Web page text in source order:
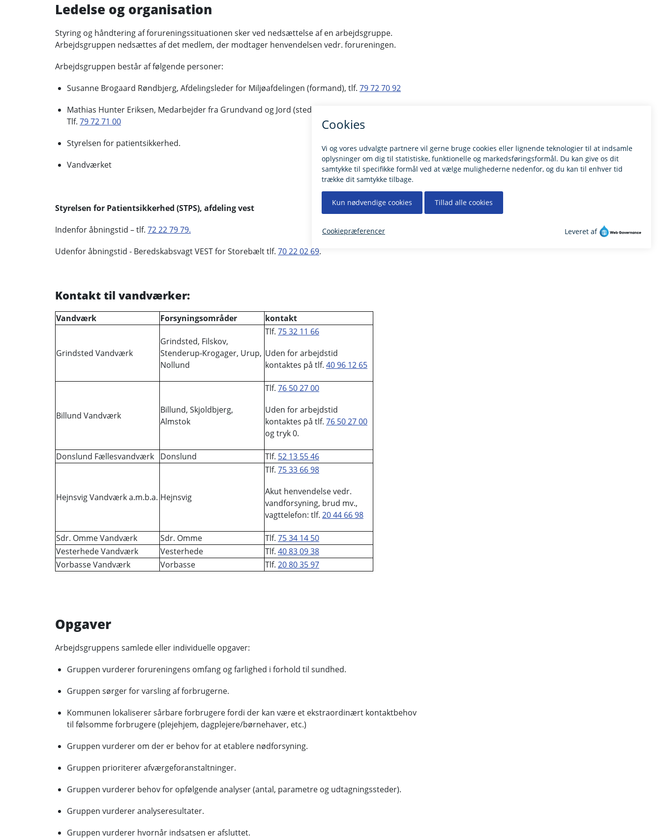
Ledelse og organisation
Styring og håndtering af forureningssituationen sker ved nedsættelse af en arbejdsgruppe.
Arbejdsgruppen nedsættes af det medlem, der modtager henvendelsen vedr. forureningen.
Arbejdsgruppen består af følgende personer:
Susanne Brogaard Røndbjerg, Afdelingsleder for Miljøafdelingen (formand), tlf. 79 72 70 92
Mathias Hunter Eriksen, Medarbejder fra Grundvand og Jord (stedfortrædende formand),
Tlf. 79 72 71 00
Styrelsen for patientsikkerhed.
Vandværket
Styrelsen for Patientsikkerhed (STPS), afdeling vest
Indenfor åbningstid – tlf. 72 22 79 79.
Udenfor åbningstid - Beredskabsvagt VEST for Storebælt tlf. 70 22 02 69.
Kontakt til vandværker:
Vandværk Forsyningsområder kontakt
Grindsted Vandværk
Grindsted, Filskov,
Stenderup-Krogager, Urup,
Nollund
Tlf. 75 32 11 66
Uden for arbejdstid
kontaktes på tlf. 40 96 12 65
Billund Vandværk
Billund, Skjoldbjerg,
Almstok
Tlf. 76 50 27 00
Uden for arbejdstid
kontaktes på tlf. 76 50 27 00
og tryk 0.
Donslund Fællesvandværk Donslund Tlf. 52 13 55 46
Hejnsvig Vandværk a.m.b.a. Hejnsvig
Tlf. 75 33 66 98
Akut henvendelse vedr.
vandforsyning, brud mv.,
vagttelefon: tlf. 20 44 66 98
Sdr. Omme Vandværk Sdr. Omme Tlf. 75 34 14 50
Vesterhede Vandværk
Vesterhede Tlf. 40 83 09 38
Vorbasse Vandværk
Vorbasse Tlf. 20 80 35 97
Opgaver
Arbejdsgruppens samlede eller individuelle opgaver:
Gruppen vurderer forureningens omfang og farlighed i forhold til sundhed.
Gruppen sørger for varsling af forbrugerne.
Kommunen lokaliserer sårbare forbrugere fordi der kan være et ekstraordinært kontaktbehov
til følsomme forbrugere (plejehjem, dagplejere/børnehaver, etc.)
Gruppen vurderer om der er behov for at etablere nødforsyning.
Gruppen prioriterer afværgeforanstaltninger.
Gruppen vurderer behov for opfølgende analyser (antal, parametre og udtagningssteder).
Gruppen vurderer analyseresultater.
Gruppen vurderer hvornår indsatsen er afsluttet.